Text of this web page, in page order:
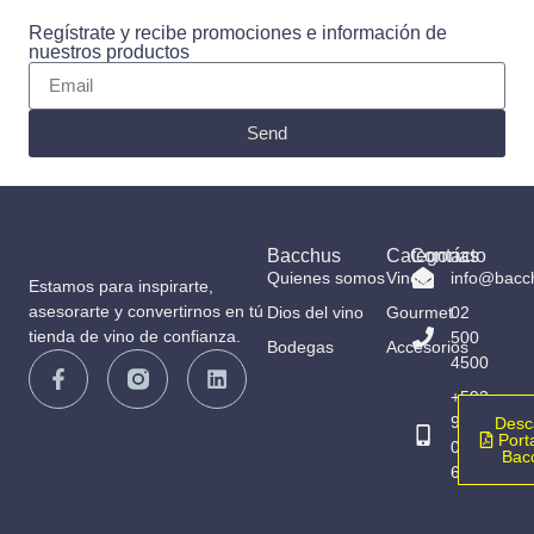
Regístrate y recibe promociones e información de
nuestros productos
Send
Estamos para inspirarte,
asesorarte y convertirnos en tú
tienda de vino de confianza.
Bacchus
Quienes somos
Dios del vino
Bodegas
Categorías
Vinos
Gourmet
Accesorios
Contacto
02
500
4500
+593
98
065
6836